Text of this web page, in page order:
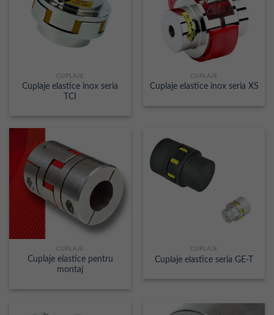
CUPLAJE
Cuplaje elastice inox seria
TCI
CUPLAJE
Cuplaje elastice inox seria XS
CUPLAJE
Cuplaje elastice pentru
montaj
CUPLAJE
Cuplaje elastice seria GE-T